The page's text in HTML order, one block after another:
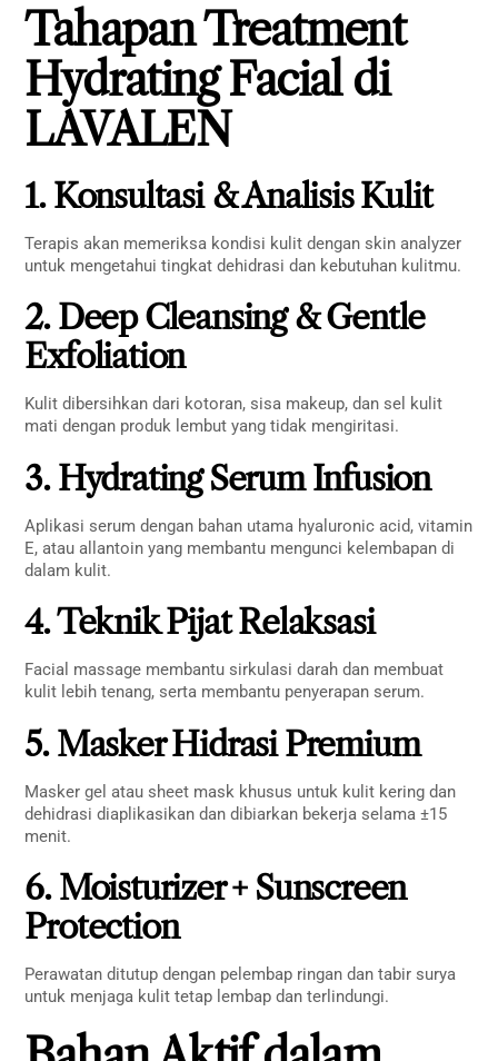
Tahapan Treatment
Hydrating Facial di
LAVALEN
1. Konsultasi & Analisis Kulit
Terapis akan memeriksa kondisi kulit dengan skin analyzer
untuk mengetahui tingkat dehidrasi dan kebutuhan kulitmu.
2. Deep Cleansing & Gentle
Exfoliation
Kulit dibersihkan dari kotoran, sisa makeup, dan sel kulit
mati dengan produk lembut yang tidak mengiritasi.
3. Hydrating Serum Infusion
Aplikasi serum dengan bahan utama hyaluronic acid, vitamin
E, atau allantoin yang membantu mengunci kelembapan di
dalam kulit.
4. Teknik Pijat Relaksasi
Facial massage membantu sirkulasi darah dan membuat
kulit lebih tenang, serta membantu penyerapan serum.
5. Masker Hidrasi Premium
Masker gel atau sheet mask khusus untuk kulit kering dan
dehidrasi diaplikasikan dan dibiarkan bekerja selama ±15
menit.
6. Moisturizer + Sunscreen
Protection
Perawatan ditutup dengan pelembap ringan dan tabir surya
untuk menjaga kulit tetap lembap dan terlindungi.